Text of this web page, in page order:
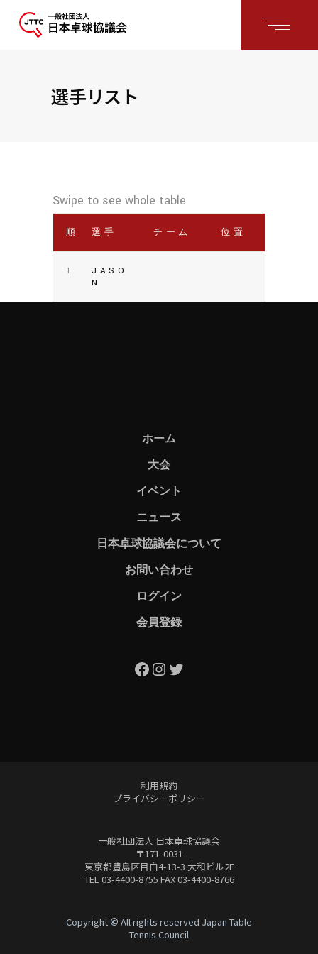
選手リスト
順位 選手 チーム 位置
1
JASO
N
ホーム
大会
イベント
ニュース
日本卓球協議会について
お問い合わせ
ログイン
会員登録
Facebook
Instagram
Twitter
利用規約
プライバシーポリシー
一般社団法人 日本卓球協議会
〒171-0031
東京都豊島区目白4-13-3 大和ビル2F
TEL 03-4400-8755 FAX 03-4400-8766
Copyright © All rights reserved Japan Table
Tennis Council